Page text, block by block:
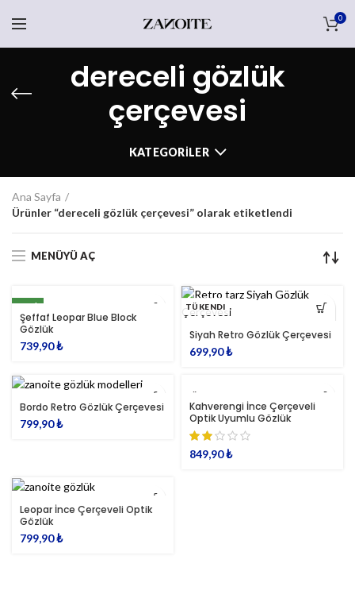
0
dereceli gözlük
çerçevesi
KATEGORILER
Ana Sayfa
Ürünler “dereceli gözlük çerçevesi” olarak etiketlendi
MENÜYÜ AÇ
YENI
Şeffaf Leopar Blue Block
Gözlük
739,90₺
TÜKENDI
Siyah Retro Gözlük Çerçevesi
699,90₺
Bordo Retro Gözlük Çerçevesi
799,90₺
TÜKENDI
Kahverengi İnce Çerçeveli
Optik Uyumlu Gözlük
849,90₺
Leopar İnce Çerçeveli Optik
Gözlük
799,90₺